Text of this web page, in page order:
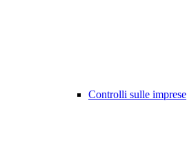
Controlli sulle imprese